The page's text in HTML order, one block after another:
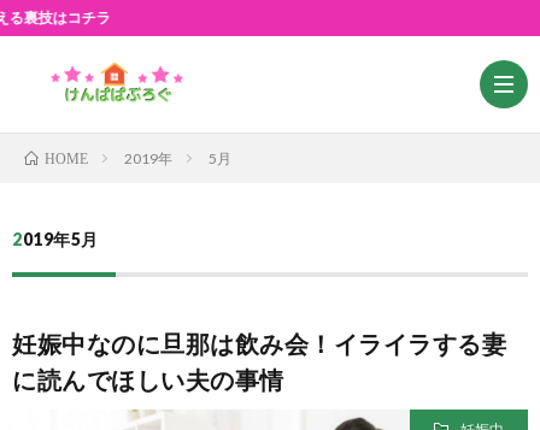
チラ
ロ
フ
ィ
神
旦
那
子
育
HOME 2019年 5月
2019年5月
妊娠中なのに旦那は飲み会！イライラする妻
に読んでほしい夫の事情